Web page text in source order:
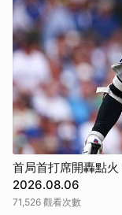
首局首打席開轟點火
2026.08.06
71,526 觀看次數